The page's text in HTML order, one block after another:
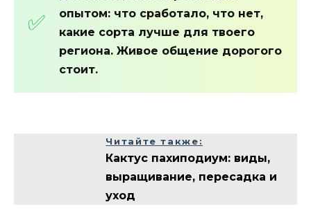
опытом: что сработало, что нет,
какие сорта лучше для твоего
региона. Живое общение дорогого
стоит.
Читайте также:
Кактус пахиподиум: виды,
выращивание, пересадка и
уход